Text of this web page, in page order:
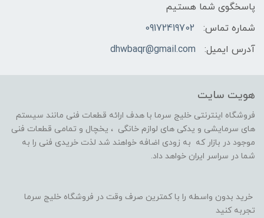
پاسخگوی شما هستیم
شماره تماس:
09172419702
آدرس ایمیل:
dhwbaqr@gmail.com
هویت سایت
فروشگاه اینترنتی خلیج سرما با هدف ارائه قطعات فنی مانند سیستم
های سرمایشی و یدکی های لوازم خانگی ، یخچال و تمامی قطعات فنی
موجود در بازار که به زودی اضافه خواهند شد لذت خریدی فنی را به
شما در سراسر ایران خواهد داد.
خرید بدون واسطه را با کمترین صرف وقت در فروشگاه خلیج سرما
تجربه کنید